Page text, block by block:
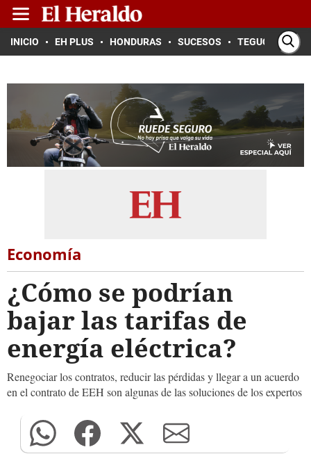
INICIO EH PLUS HONDURAS SUCESOS TEGUCIGALPA
Economía
¿Cómo se podrían
bajar las tarifas de
energía eléctrica?
Renegociar los contratos, reducir las pérdidas y llegar a un acuerdo
en el contrato de EEH son algunas de las soluciones de los expertos